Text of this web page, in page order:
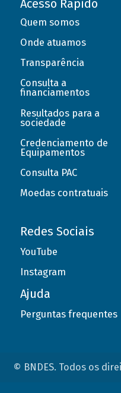
Acesso Rápido
Quem somos
Onde atuamos
Transparência
Consulta a
financiamentos
Resultados para a
sociedade
Credenciamento de
Equipamentos
Consulta PAC
Moedas contratuais
Redes Sociais
YouTube
Instagram
Ajuda
Perguntas frequentes
© BNDES. Todos os